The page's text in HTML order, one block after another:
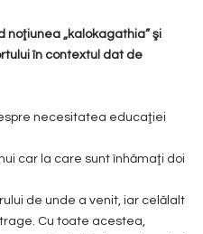
noţiunea „kalokagathia” şi
în contextul dat de
necesitatea educaţiei
car la care sunt înhămaţi doi
de unde a venit, iar celălalt
Cu toate acestea,